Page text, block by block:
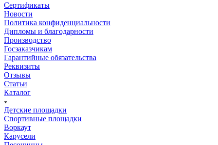
Сертификаты
Новости
Политика конфиденциальности
Дипломы и благодарности
Производство
Госзаказчикам
Гарантийные обязательства
Реквизиты
Отзывы
Статьи
Каталог
Детские площадки
Спортивные площадки
Воркаут
Карусели